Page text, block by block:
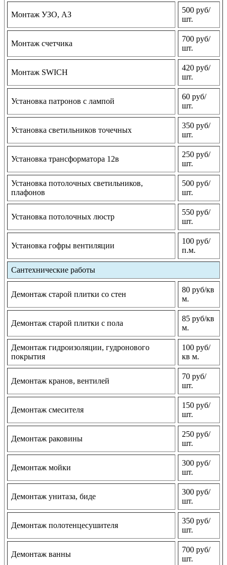
Монтаж УЗО, АЗ
500 руб/
шт.
Монтаж счетчика
700 руб/
шт.
Монтаж SWICH
420 руб/
шт.
Установка патронов с лампой
60 руб/
шт.
Установка светильников точечных
350 руб/
шт.
Установка трансформатора 12в
250 руб/
шт.
Установка потолочных светильников,
плафонов
500 руб/
шт.
Установка потолочных люстр
550 руб/
шт.
Установка гофры вентиляции
100 руб/
п.м.
Сантехнические работы
Демонтаж старой плитки со стен
80 руб/кв
м.
Демонтаж старой плитки с пола
85 руб/кв
м.
Демонтаж гидроизоляции, гудронового
покрытия
100 руб/
кв м.
Демонтаж кранов, вентилей
70 руб/
шт.
Демонтаж смесителя
150 руб/
шт.
Демонтаж раковины
250 руб/
шт.
Демонтаж мойки
300 руб/
шт.
Демонтаж унитаза, биде
300 руб/
шт.
Демонтаж полотенцесушителя
350 руб/
шт.
Демонтаж ванны
700 руб/
шт.